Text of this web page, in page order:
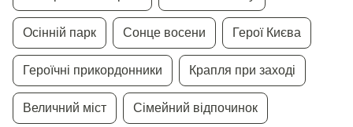
Осiннiй парк Сонце восени Герої Києва
Героїчнi прикордонники Крапля при заходi
Величний мiст Сiмейний вiдпочинок